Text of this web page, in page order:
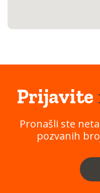
Prijavite
Pronašli ste
pozvanih